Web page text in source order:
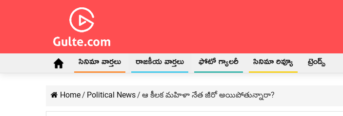
సినిమా వార్తలు రాజకీయ వార్తలు ఫోటో గ్యాలరీ సినిమా రివ్యూ ట్రెండ్స్
Home/ Political News/ ఆ కీలక మహిళా నేత జీరో అయిపోతున్నారా?